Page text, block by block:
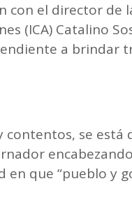
con el director
(ICA) Catalino
a brindar
contentos, se
en que “pueblo y